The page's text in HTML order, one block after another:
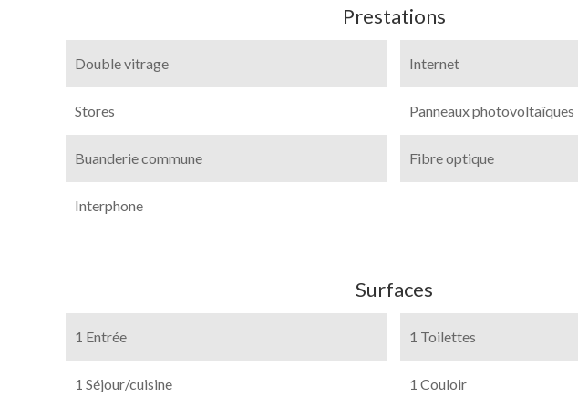
Prestations
Double vitrage Internet
Stores Panneaux photovoltaïques
Buanderie commune Fibre optique
Interphone
Surfaces
1 Entrée 1 Toilettes
1 Séjour/cuisine 1 Couloir